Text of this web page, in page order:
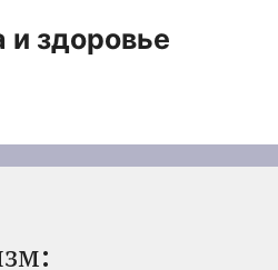
и здоровье